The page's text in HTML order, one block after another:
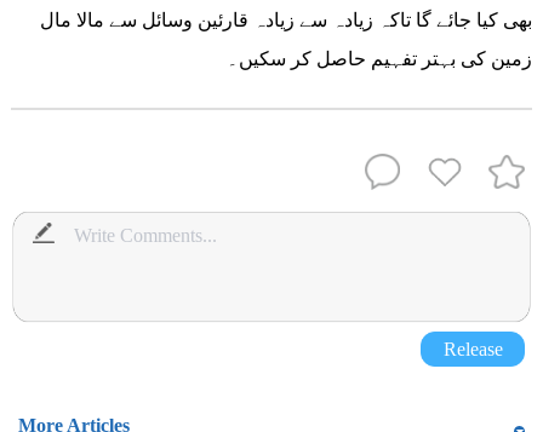
بھی کیا جائے گا تاکہ زیادہ سے زیادہ قارئین وسائل سے مالا مال
زمین کی بہتر تفہیم حاصل کر سکیں۔
Release
More Articles